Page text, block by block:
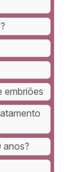
embriões
anos?